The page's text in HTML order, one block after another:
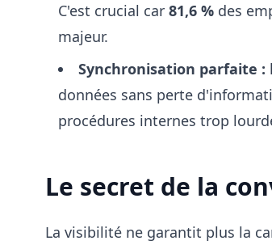
C'est crucial car 81,6 % des
majeur.
Synchronisation parfaite :
données sans perte
procédures internes trop
Le secret de la
La visibilité ne garantit plus la